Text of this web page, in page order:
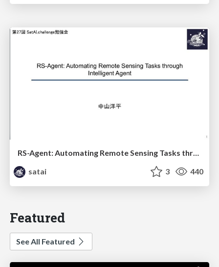
RS-Agent: Automating Remote Sensing Tasks through Intelligent Agent
satai
3 440
Featured
See All Featured